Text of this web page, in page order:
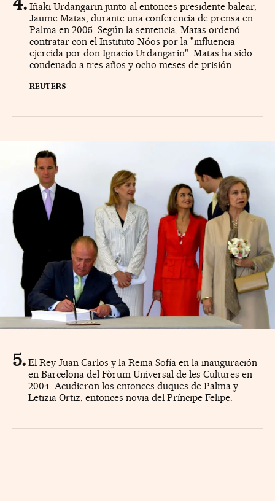
Iñaki Urdangarin junto al entonces presidente balear,
Jaume Matas, durante una conferencia de prensa en
Palma en 2005. Según la sentencia, Matas ordenó
contratar con el Instituto Nóos por la "influencia
ejercida por don Ignacio Urdangarin". Matas ha sido
condenado a tres años y ocho meses de prisión.
REUTERS
El Rey Juan Carlos y la Reina Sofía en la inauguración
en Barcelona del Fòrum Universal de les Cultures en
2004. Acudieron los entonces duques de Palma y
Letizia Ortiz, entonces novia del Príncipe Felipe.